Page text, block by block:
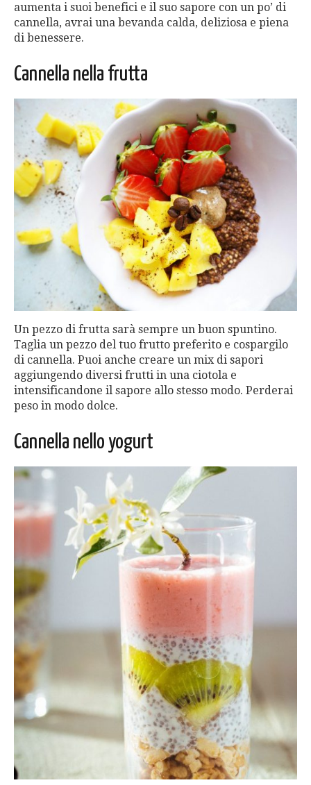
aumenta i suoi benefici e il suo sapore con un po’ di
cannella, avrai una bevanda calda, deliziosa e piena
di benessere.
Cannella nella frutta
Un pezzo di frutta sarà sempre un buon spuntino.
Taglia un pezzo del tuo frutto preferito e cospargilo
di cannella. Puoi anche creare un mix di sapori
aggiungendo diversi frutti in una ciotola e
intensificandone il sapore allo stesso modo. Perderai
peso in modo dolce.
Cannella nello yogurt